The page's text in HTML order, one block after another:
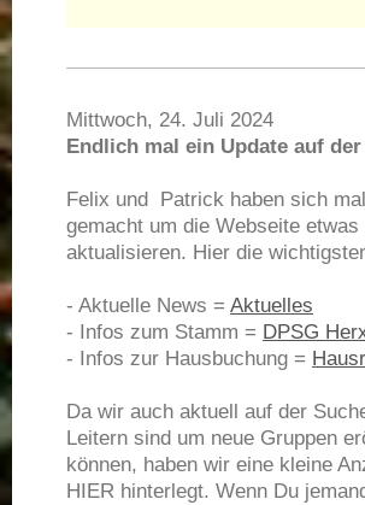
Mittwoch, 24. Juli 2024
Endlich mal ein Update auf
Felix und Patrick haben sich
gemacht um die Webseite etwas
aktualisieren. Hier die
- Aktuelle News = Aktuelles
- Infos zum Stamm = DPSG
- Infos zur Hausbuchung =
Da wir auch aktuell auf der
Leitern sind um neue Gruppen
können, haben wir eine kleine
HIER hinterlegt. Wenn Du